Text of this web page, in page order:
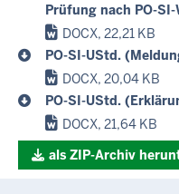
Prüfung nach PO-SI-
DOCX, 22,21 KB
PO-SI-UStd.
DOCX, 20,04 KB
PO-SI-UStd.
DOCX, 21,64 KB
als ZIP-Archiv